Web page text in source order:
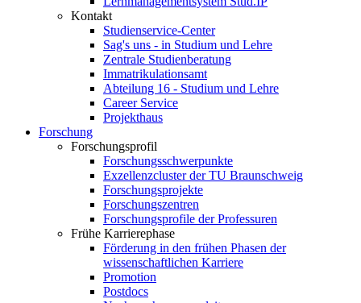
Kontakt
Studienservice-Center
Sag's uns - in Studium und Lehre
Zentrale Studienberatung
Immatrikulationsamt
Abteilung 16 - Studium und Lehre
Career Service
Projekthaus
Forschung
Forschungsprofil
Forschungsschwerpunkte
Exzellenzcluster der TU Braunschweig
Forschungsprojekte
Forschungszentren
Forschungsprofile der Professuren
Frühe Karrierephase
Förderung in den frühen Phasen der
wissenschaftlichen Karriere
Promotion
Postdocs